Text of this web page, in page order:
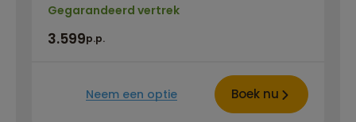
Gegarandeerd vertrek
3.599p.p.
Neem een optie Boek nu